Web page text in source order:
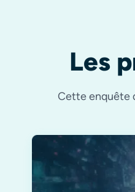
Les
Cette enquête